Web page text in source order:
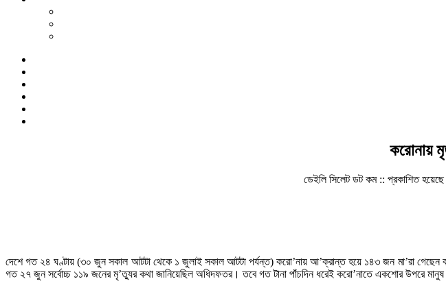
করোনায়
ডেইলি সিলেট ডট কম ::প্রকাশিত
দেশে গত ২৪ ঘণ্টায় (৩০ জুন সকাল আটটা থেকে ১ জুলাই সকাল আটটা পর্যন্ত) করো’নায় আ’ক্রান্ত হয়ে ১৪৩ জন মা’রা গেছেন
গত ২৭ জুন সর্বোচ্চ ১১৯ জনের মৃ’ত্যুর কথা জানিয়েছিল অধিদফতর। তবে গত টানা পাঁচদিন ধরেই করো’নাতে একশোর উপরে